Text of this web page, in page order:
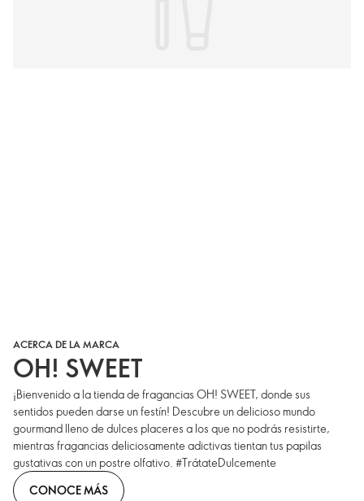
ACERCA DE LA MARCA
OH! SWEET
¡Bienvenido a la tienda de fragancias OH! SWEET, donde sus
sentidos pueden darse un festín! Descubre un delicioso mundo
gourmand lleno de dulces placeres a los que no podrás resistirte,
mientras fragancias deliciosamente adictivas tientan tus papilas
gustativas con un postre olfativo. #TrátateDulcemente
CONOCE MÁS